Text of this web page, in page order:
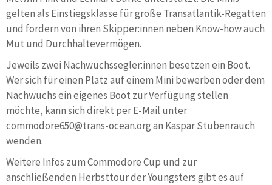
gelten als Einstiegsklasse für große Transatlantik-Regatten
und fordern von ihren Skipper:innen neben Know-how auch
Mut und Durchhaltevermögen.
Jeweils zwei Nachwuchssegler:innen besetzen ein Boot.
Wer sich für einen Platz auf einem Mini bewerben oder dem
Nachwuchs ein eigenes Boot zur Verfügung stellen
möchte, kann sich direkt per E-Mail unter
commodore650@trans-ocean.org an Kaspar Stubenrauch
wenden.
Weitere Infos zum Commodore Cup und zur
anschließenden Herbsttour der Youngsters gibt es auf